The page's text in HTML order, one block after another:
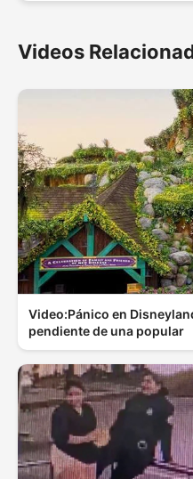
Videos
Video:Pánico en
pendiente de una popular